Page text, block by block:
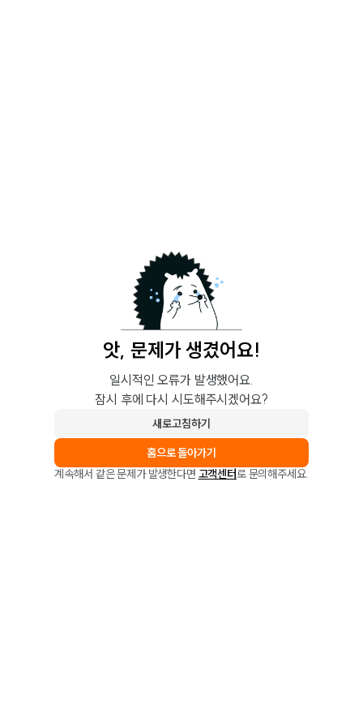
앗, 문제가 생겼어요!
일시적인 오류가 발생했어요.
잠시 후에 다시 시도해주시겠어요?
새로고침하기
홈으로 돌아가기
계속해서 같은 문제가 발생한다면 고객센터로 문의해주세요.